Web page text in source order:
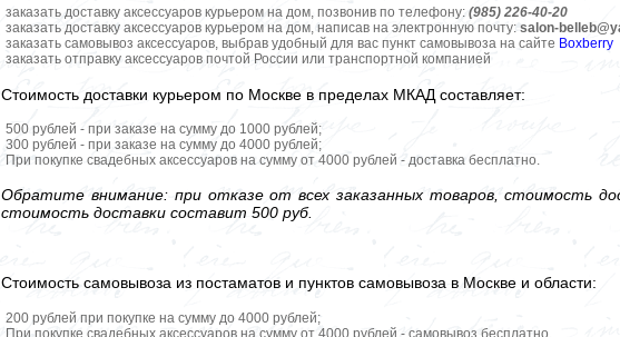
заказать доставку аксессуаров курьером на дом, позвонив по телефону: (985) 226-40-20
заказать доставку аксессуаров курьером на дом, написав на электронную почту: salon-
заказать самовывоз аксессуаров, выбрав удобный для вас пункт самовывоза на сайте Boxberry
заказать отправку аксессуаров почтой России или транспортной компанией
Стоимость доставки курьером по Москве в пределах МКАД составляет:
500 рублей - при заказе на сумму до 1000 рублей;
300 рублей - при заказе на сумму до 4000 рублей;
При покупке свадебных аксессуаров на сумму от 4000 рублей - доставка бесплатно.
Обратите внимание: при отказе от всех заказанных товаров, стоимость
стоимость доставки составит 500 руб.
Стоимость самовывоза из постаматов и пунктов самовывоза в Москве и области:
200 рублей при покупке на сумму до 4000 рублей;
При покупке свадебных аксессуаров на сумму от 4000 рублей - самовывоз бесплатно.